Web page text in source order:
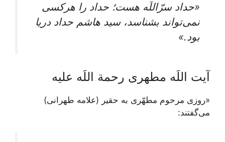
«حداد سرّاللَه هست؛ حداد را هرکسی
نمی‌تواند بشناسد، سید هاشم حداد دریا
بود.»
آیت اللَه مطهری رحمة اللَه علیه
«روزى مرحوم مطهّرى به حقير (علامه طهرانی)
مى‌گفتند: